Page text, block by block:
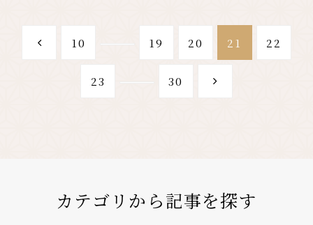
10 19 20 21 22
23 30
カテゴリから記事を探す